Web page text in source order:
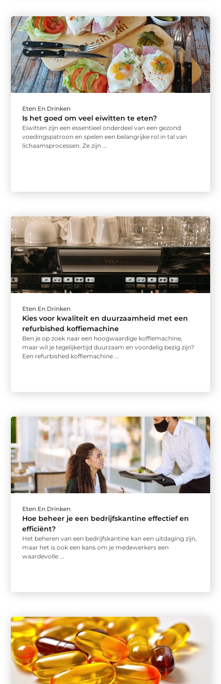
Eten En Drinken
Is het goed om veel eiwitten te eten?
Eiwitten zijn een essentieel onderdeel van een gezond
voedingspatroon en spelen een belangrijke rol in tal van
lichaamsprocessen. Ze zijn ...
Eten En Drinken
Kies voor kwaliteit en duurzaamheid met een
refurbished koffiemachine
Ben je op zoek naar een hoogwaardige koffiemachine,
maar wil je tegelijkertijd duurzaam en voordelig bezig zijn?
Een refurbished koffiemachine ...
Eten En Drinken
Hoe beheer je een bedrijfskantine effectief en
efficiënt?
Het beheren van een bedrijfskantine kan een uitdaging zijn,
maar het is ook een kans om je medewerkers een
waardevolle ...